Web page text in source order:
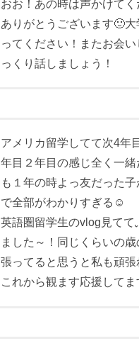
おお！あの時は声かけてく
ありがとうございます🙂
ってください！またお会い
っくり話しましょう！
アメリカ留学してて次4年
年目２年目の感じ全く一
も１年の時よっ友だった
で全部がわかりすぎる☺
英語圏留学生のvlog見てて
ました～！同じくらいの
張ってると思うと私も頑
これから観ます応援してま